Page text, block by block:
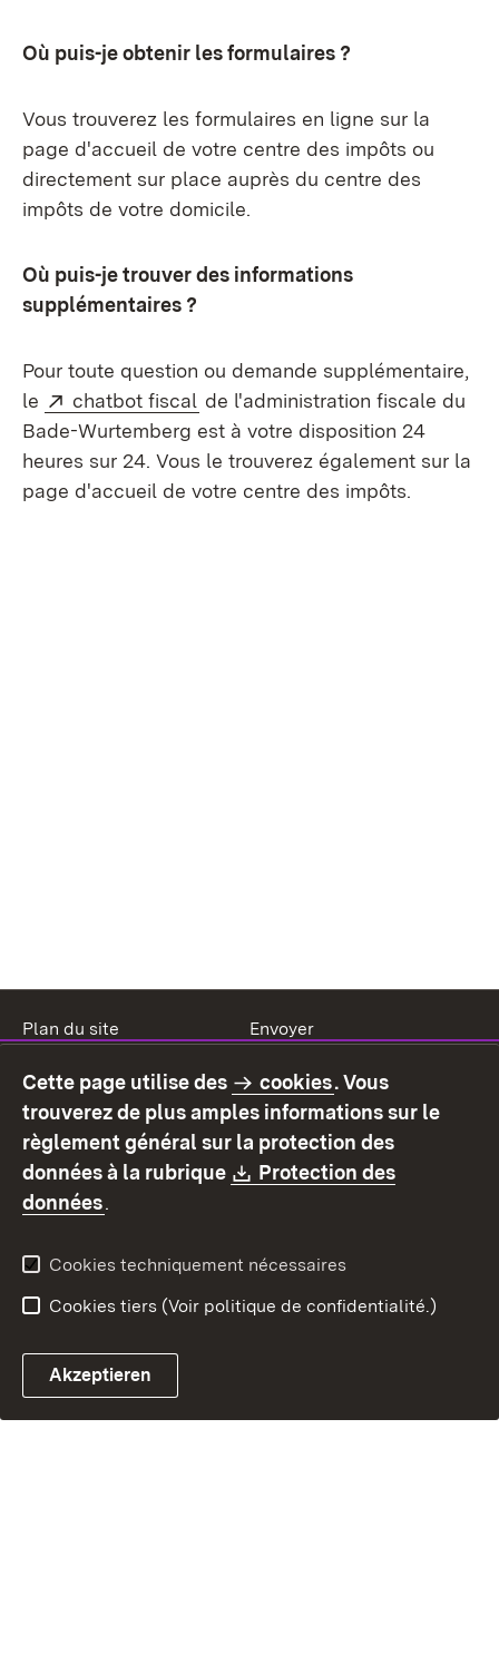
Où puis-je obtenir les formulaires ?
Vous trouverez les formulaires en ligne sur la
page d'accueil de votre centre des impôts ou
directement sur place auprès du centre des
impôts de votre domicile.
Où puis-je trouver des informations
supplémentaires ?
Pour toute question ou demande supplémentaire,
le
Externe:
chatbot fiscal (S’ouvre dans un nouvel onglet)
de l'administration fiscale du
Bade-Wurtemberg est à votre disposition 24
heures sur 24. Vous le trouverez également sur la
page d'accueil de votre centre des impôts.
Plan du site
Envoyer
Mode d'emploi
Déclaration sur
l'accessibilité
Contact
Signaler un lien brisé
Cette page utilise des cookies. Vous
trouverez de plus amples informations sur le
règlement général sur la protection des
données à la rubrique
Download:
Protection des
données.
Cookies techniquement nécessaires
Cookies tiers (Voir politique de confidentialité.)
Akzeptieren